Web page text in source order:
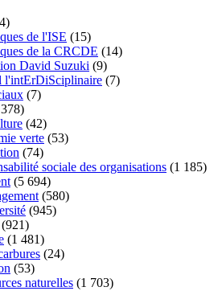
de l'ISE (15)
de la CRCDE (14)
David Suzuki (9)
l'intErDiSciplinaire (7)
(7)
(42)
verte (53)
(74)
sociale des organisations (1 185)
(5 694)
(580)
(945)
(921)
(1 481)
(24)
(53)
naturelles (1 703)